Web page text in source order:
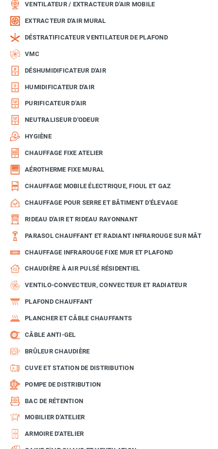
VENTILATEUR / EXTRACTEUR D'AIR MOBILE
EXTRACTEUR D'AIR MURAL
DÉSTRATIFICATEUR VENTILATEUR DE PLAFOND
VMC
DÉSHUMIDIFICATEUR D'AIR
HUMIDIFICATEUR D'AIR
PURIFICATEUR D'AIR
NEUTRALISEUR D'ODEUR
HYGIÈNE
CHAUFFAGE FIXE ATELIER
AÉROTHERME FIXE MURAL
CHAUFFAGE MOBILE ÉLECTRIQUE, FIOUL ET GAZ
CHAUFFAGE POUR SERRE ET BÂTIMENT D'ÉLEVAGE
RIDEAU D'AIR ET RIDEAU RAYONNANT
PARASOL CHAUFFANT ET RADIANT INFRAROUGE SUR MÂT
CHAUFFAGE INFRAROUGE FIXE MUR ET PLAFOND
CHAUDIÈRE À AIR PULSÉ RÉSIDENTIEL
VENTILO-CONVECTEUR, CONVECTEUR ET RADIATEUR
PLAFOND CHAUFFANT
PLANCHER ET CÂBLE CHAUFFANTS
CÂBLE ANTI-GEL
BRÛLEUR CHAUDIÈRE
CUVE ET STATION DE DISTRIBUTION
POMPE DE DISTRIBUTION
BAC DE RÉTENTION
MOBILIER D'ATELIER
ARMOIRE D'ATELIER